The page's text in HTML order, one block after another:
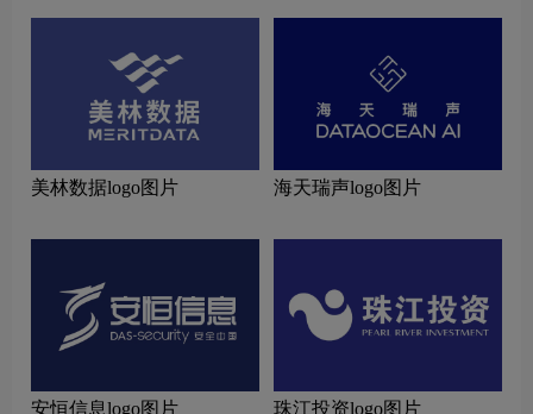
美林数据logo图片 海天瑞声logo图片
安恒信息logo图片 珠江投资logo图片